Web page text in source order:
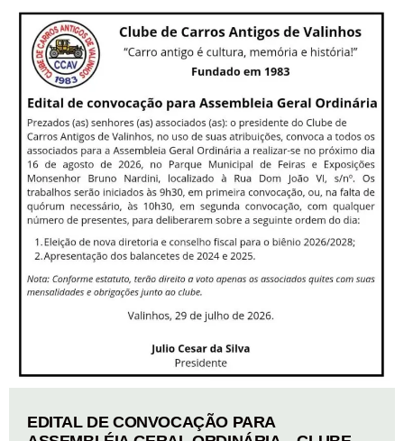
EDITAL DE CONVOCAÇÃO PARA